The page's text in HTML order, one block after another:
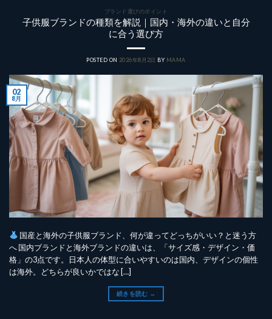
ブランド選びのポイント
子供服ブランドの種類を解説｜国内・海外の違いと自分
に合う選び方
POSTED ON 2026年8月2日 BY MAMA
02
8月
国産と海外の子供服ブランド、何が違ってどっちがいい？と迷う方
へ 国内ブランドと海外ブランドの違いは、「サイズ感・デザイン・価
格」の3点です。日本人の体型に合いやすいのは国内、デザインの個性
は海外。どちらが良いかではな […]
続きを読む →